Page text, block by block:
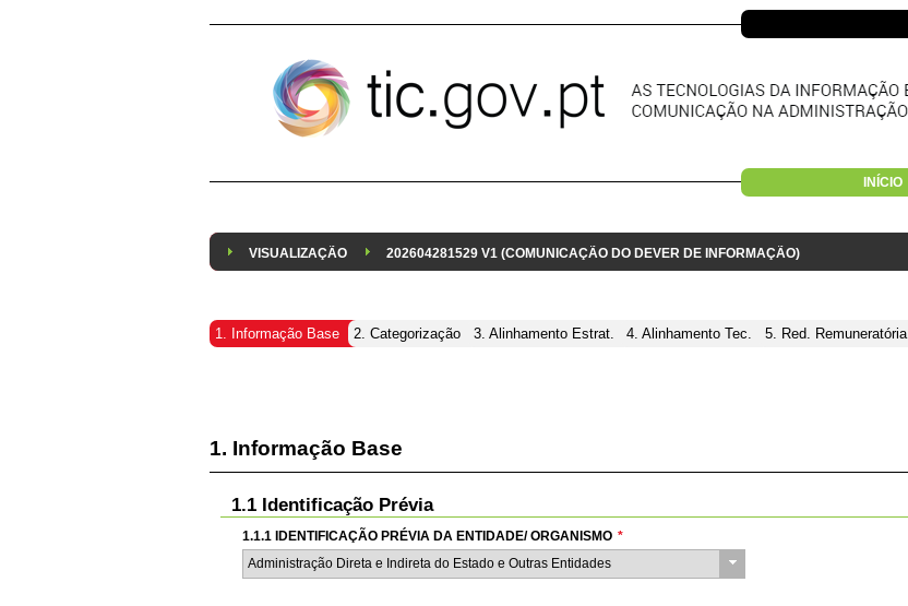
INÍCIO
VISUALIZAÇÃO 202604281529 V1 (COMUNICAÇÃO DO DEVER DE INFORMAÇÃO)
1. Informação Base 2. Categorização 3. Alinhamento Estrat. 4. Alinhamento Tec. 5. Red. Remuneratória
1. Informação Base
1.1 Identificação Prévia
1.1.1 IDENTIFICAÇÃO PRÉVIA DA ENTIDADE/ ORGANISMO *
Administração Direta e Indireta do Estado e Outras Entidades